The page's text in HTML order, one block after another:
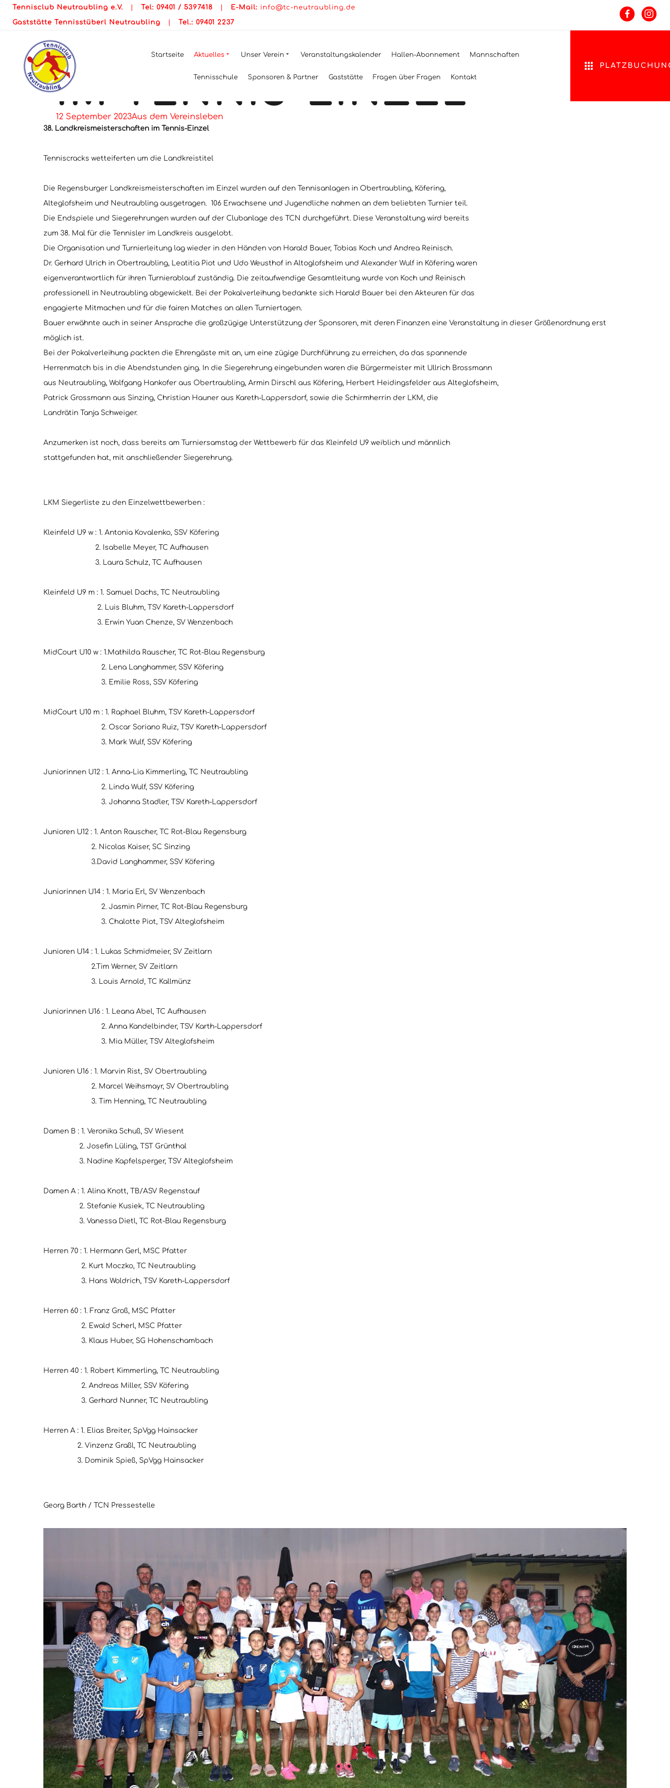
Tennisclub Neutraubling e.V. Tel: 09401 / 5397418 E-Mail: info@tc-neutraubling.de
Gaststätte Tennisstüberl Neutraubling Tel.: 09401 2237
Startseite Aktuelles Unser Verein Veranstaltungskalender Hallen-Abonnement Mannschaften
Tennisschule Sponsoren & Partner Gaststätte Fragen über Fragen Kontakt
38.
LANDKREISMEISTERSCHAFT
IM TENNIS-EINZEL
12 September 2023Aus dem Vereinsleben
38. Landkreismeisterschaften im Tennis-Einzel
Tenniscracks wetteiferten um die Landkreistitel
Die Regensburger Landkreismeisterschaften im Einzel wurden auf den Tennisanlagen in Obertraubling, Köfering,
Alteglofsheim und Neutraubling ausgetragen. 106 Erwachsene und Jugendliche nahmen an dem beliebten Turnier teil.
Die Endspiele und Siegerehrungen wurden auf der Clubanlage des TCN durchgeführt. Diese Veranstaltung wird bereits
zum 38. Mal für die Tennisler im Landkreis ausgelobt.
Die Organisation und Turnierleitung lag wieder in den Händen von Harald Bauer, Tobias Koch und Andrea Reinisch.
Dr. Gerhard Ulrich in Obertraubling, Leatitia Piot und Udo Weusthof in Altoglofsheim und Alexander Wulf in Köfering waren
eigenverantwortlich für ihren Turnierablauf zuständig. Die zeitaufwendige Gesamtleitung wurde von Koch und Reinisch
professionell in Neutraubling abgewickelt. Bei der Pokalverleihung bedankte sich Harald Bauer bei den Akteuren für das
engagierte Mitmachen und für die fairen Matches an allen Turniertagen.
Bauer erwähnte auch in seiner Ansprache die großzügige Unterstützung der Sponsoren, mit deren Finanzen eine Veranstaltung in dieser Größenordnung erst
möglich ist.
Bei der Pokalverleihung packten die Ehrengäste mit an, um eine zügige Durchführung zu erreichen, da das spannende
Herrenmatch bis in die Abendstunden ging. In die Siegerehrung eingebunden waren die Bürgermeister mit Ullrich Brossmann
aus Neutraubling, Wolfgang Hankofer aus Obertraubling, Armin Dirschl aus Köfering, Herbert Heidingsfelder aus Alteglofsheim,
Patrick Grossmann aus Sinzing, Christian Hauner aus Kareth-Lappersdorf, sowie die Schirmherrin der LKM, die
Landrätin Tanja Schweiger.
Anzumerken ist noch, dass bereits am Turniersamstag der Wettbewerb für das Kleinfeld U9 weiblich und männlich
stattgefunden hat, mit anschließender Siegerehrung.
LKM Siegerliste zu den Einzelwettbewerben :
Kleinfeld U9 w : 1. Antonia Kovalenko, SSV Köfering
2. Isabelle Meyer, TC Aufhausen
3. Laura Schulz, TC Aufhausen
Kleinfeld U9 m : 1. Samuel Dachs, TC Neutraubling
2. Luis Bluhm, TSV Kareth-Lappersdorf
3. Erwin Yuan Chenze, SV Wenzenbach
MidCourt U10 w : 1.Mathilda Rauscher, TC Rot-Blau Regensburg
2. Lena Langhammer, SSV Köfering
3. Emilie Ross, SSV Köfering
MidCourt U10 m : 1. Raphael Bluhm, TSV Kareth-Lappersdorf
2. Oscar Soriano Ruiz, TSV Kareth-Lappersdorf
3. Mark Wulf, SSV Köfering
Juniorinnen U12 : 1. Anna-Lia Kimmerling, TC Neutraubling
2. Linda Wulf, SSV Köfering
3. Johanna Stadler, TSV Kareth-Lappersdorf
Junioren U12 : 1. Anton Rauscher, TC Rot-Blau Regensburg
2. Nicolas Kaiser, SC Sinzing
3.David Langhammer, SSV Köfering
Juniorinnen U14 : 1. Maria Erl, SV Wenzenbach
2. Jasmin Pirner, TC Rot-Blau Regensburg
3. Chalotte Piot, TSV Alteglofsheim
Junioren U14 : 1. Lukas Schmidmeier, SV Zeitlarn
2.Tim Werner, SV Zeitlarn
3. Louis Arnold, TC Kallmünz
Juniorinnen U16 : 1. Leana Abel, TC Aufhausen
2. Anna Kandelbinder, TSV Karth-Lappersdorf
3. Mia Müller, TSV Alteglofsheim
Junioren U16 : 1. Marvin Rist, SV Obertraubling
2. Marcel Weihsmayr, SV Obertraubling
3. Tim Henning, TC Neutraubling
Damen B : 1. Veronika Schuß, SV Wiesent
2. Josefin Lüling, TST Grünthal
3. Nadine Kapfelsperger, TSV Alteglofsheim
Damen A : 1. Alina Knott, TB/ASV Regenstauf
2. Stefanie Kusiek, TC Neutraubling
3. Vanessa Dietl, TC Rot-Blau Regensburg
Herren 70 : 1. Hermann Gerl, MSC Pfatter
2. Kurt Moczko, TC Neutraubling
3. Hans Woldrich, TSV Kareth-Lappersdorf
Herren 60 : 1. Franz Groß, MSC Pfatter
2. Ewald Scherl, MSC Pfatter
3. Klaus Huber, SG Hohenschambach
Herren 40 : 1. Robert Kimmerling, TC Neutraubling
2. Andreas Miller, SSV Köfering
3. Gerhard Nunner, TC Neutraubling
Herren A : 1. Elias Breiter, SpVgg Hainsacker
2. Vinzenz Graßl, TC Neutraubling
3. Dominik Spieß, SpVgg Hainsacker
Georg Barth / TCN Pressestelle